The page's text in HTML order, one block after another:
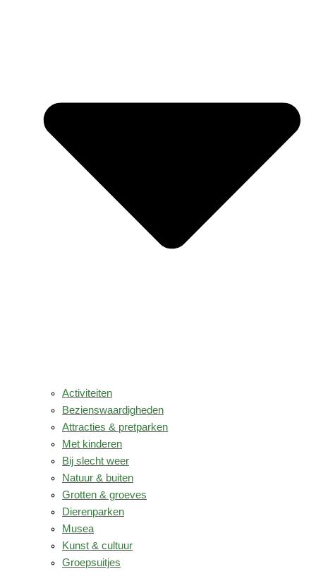
Activiteiten
Bezienswaardigheden
Attracties & pretparken
Met kinderen
Bij slecht weer
Natuur & buiten
Grotten & groeves
Dierenparken
Musea
Kunst & cultuur
Groepsuitjes